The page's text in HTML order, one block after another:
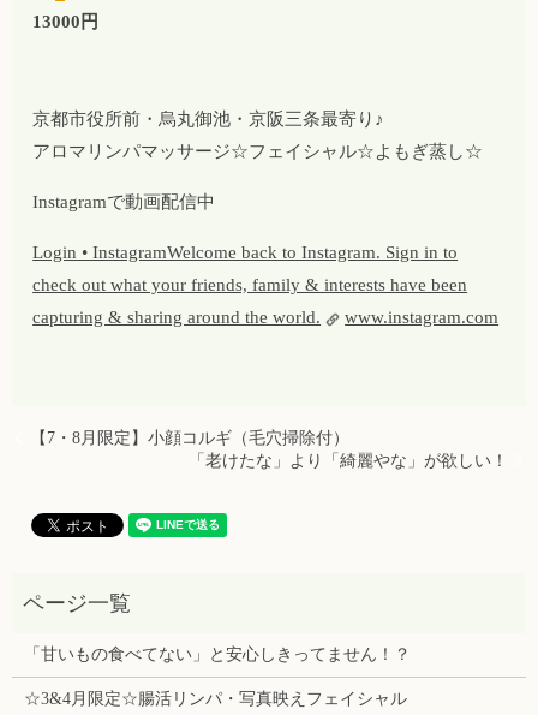
13000円
京都市役所前・烏丸御池・京阪三条最寄り♪
アロマリンパマッサージ☆フェイシャル☆よもぎ蒸し☆
Instagramで動画配信中
Login • InstagramWelcome back to Instagram. Sign in to
check out what your friends, family & interests have been
capturing & sharing around the world.
www.instagram.com
【7・8月限定】小顔コルギ（毛穴掃除付）
「老けたな」より「綺麗やな」が欲しい！
「甘いもの食べてない」と安心しきってません！？
☆3&4月限定☆腸活リンパ・写真映えフェイシャル